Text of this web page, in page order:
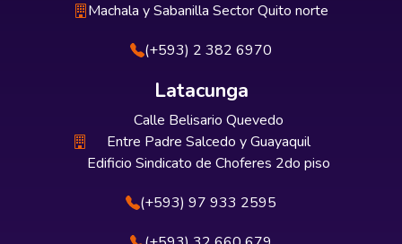
Machala y Sabanilla Sector Quito norte
(+593) 2 382 6970
Latacunga
Calle Belisario Quevedo
Entre Padre Salcedo y Guayaquil
Edificio Sindicato de Choferes 2do piso
(+593) 97 933 2595